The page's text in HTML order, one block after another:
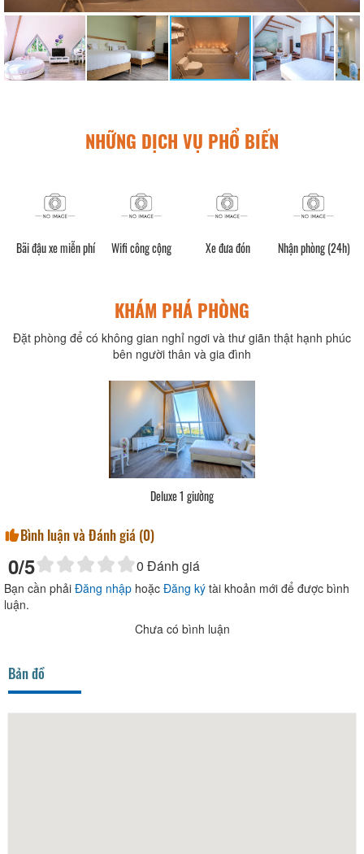
NHỮNG DỊCH VỤ PHỔ BIẾN
miễn phí Wifi công cộng Xe đưa đón Nhận phòng (24h) Quầy lễ
KHÁM PHÁ PHÒNG
Đặt phòng để có không gian nghỉ ngơi và thư giãn thật hạnh phúc
bên người thân và gia đình
Bình luận và Đánh giá (0)
0/5 0 Đánh giá
Bạn cần phải Đăng nhập hoặc Đăng ký tài khoản mới để được bình
luận.
Chưa có bình luận
Bản đồ